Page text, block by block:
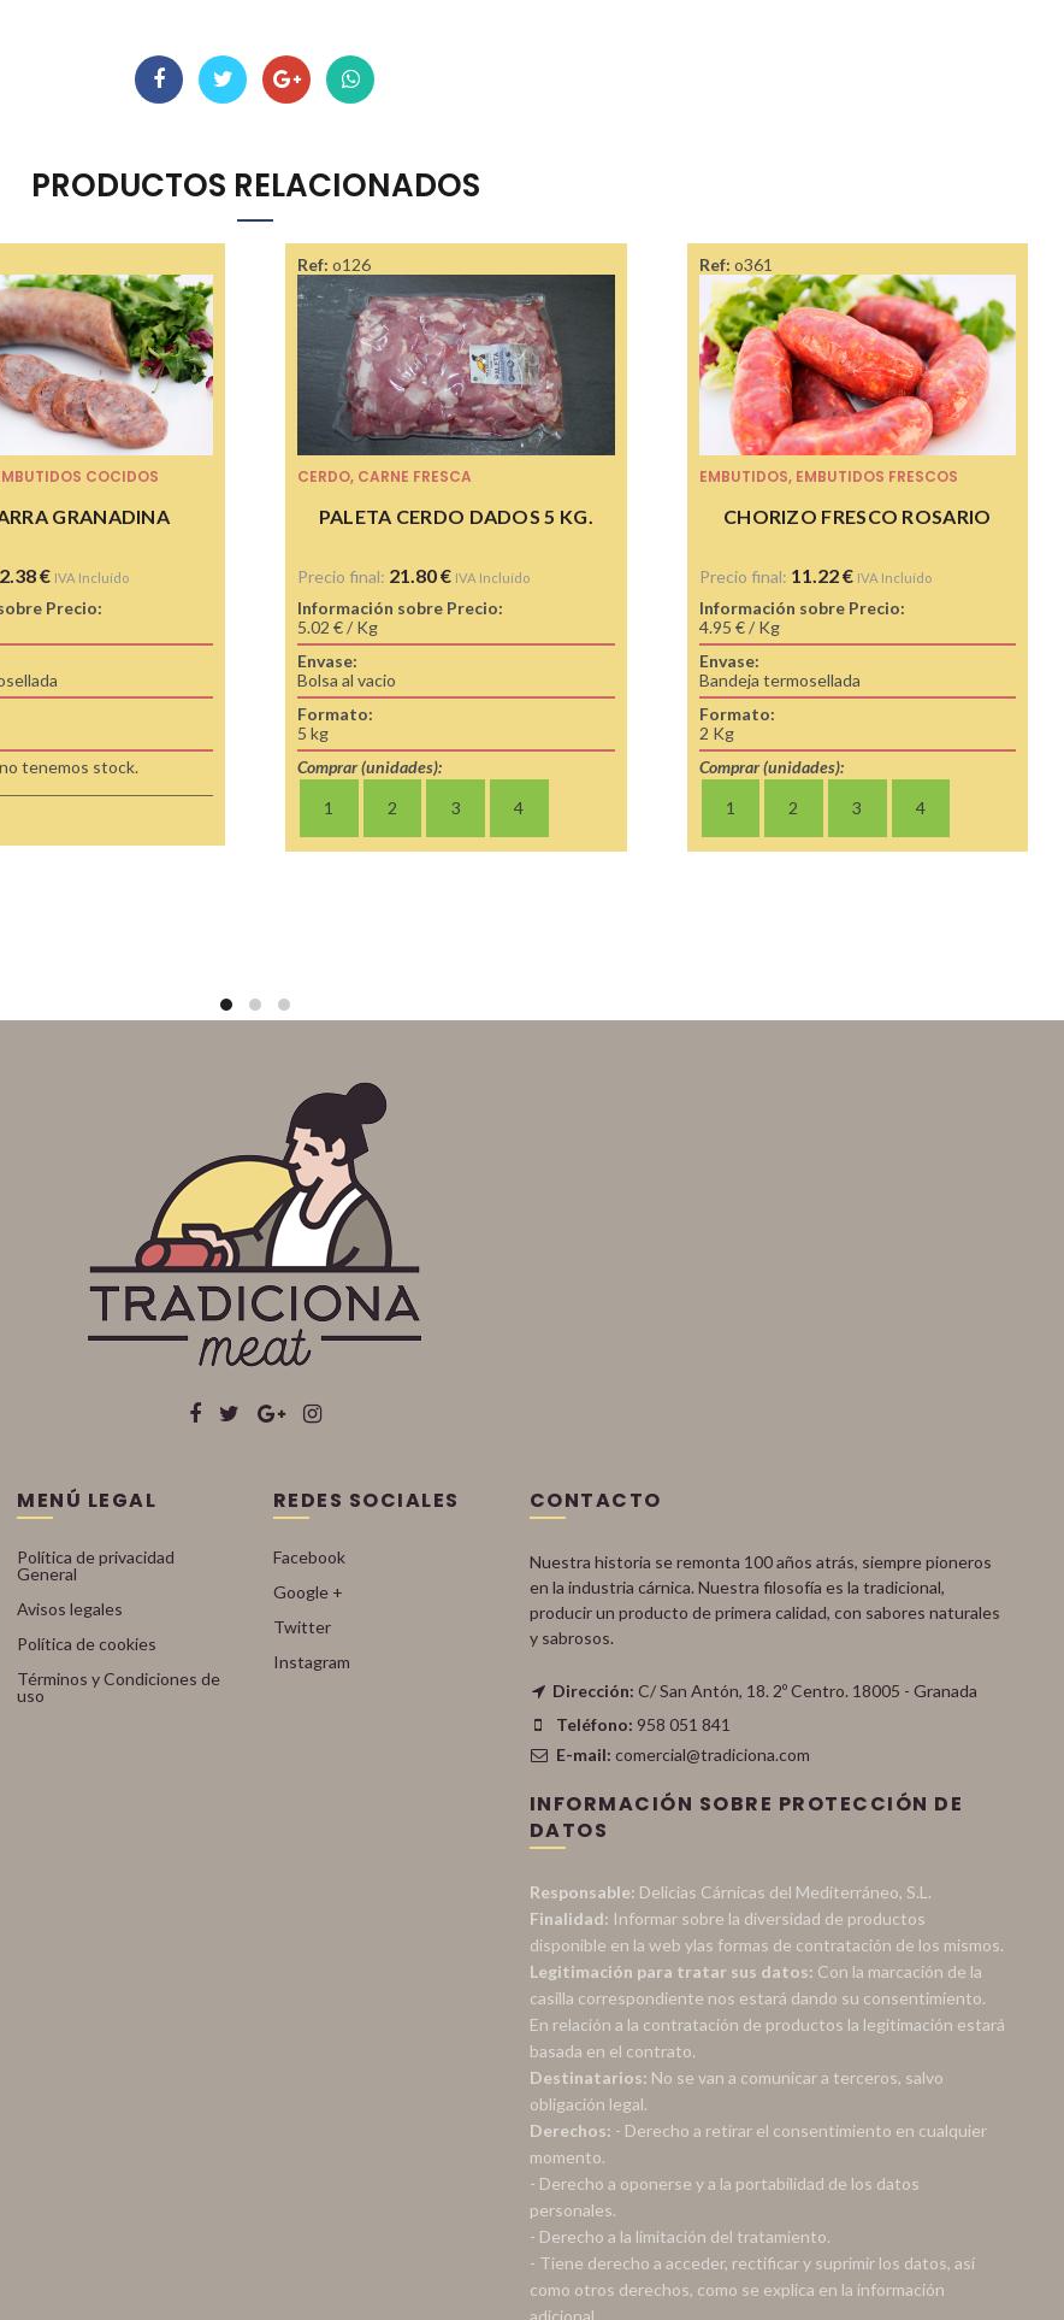
PRODUCTOS RELACIONADOS
COCIDOS
GRANADINA
€ IVA Incluído
Precio:
tenemos stock.
Ref: o126
CERDO, CARNE FRESCA
PALETA CERDO DADOS 5 KG.
Precio final: 21.80€ IVA Incluído
Información sobre Precio:
5.02 € / Kg
Envase:
Bolsa al vacio
Formato:
5 kg
Comprar (unidades):
1
2 3 4
Ref: o361
EMBUTIDOS, EMBUTIDOS FRESCOS
CHORIZO FRESCO ROSARIO
Precio final: 11.22€ IVA Incluído
Información sobre Precio:
4.95 € / Kg
Envase:
Bandeja termosellada
Formato:
2 Kg
Comprar (unidades):
1
2 3 4
MENÚ LEGAL
Política de privacidad
General
Avisos legales
Política de cookies
Términos y Condiciones de
uso
REDES SOCIALES
Facebook
Google +
Twitter
Instagram
CONTACTO
Nuestra historia se remonta 100 años atrás, siempre pioneros
en la industria cárnica. Nuestra filosofía es la tradicional,
producir un producto de primera calidad, con sabores naturales
y sabrosos.
Dirección: C/ San Antón, 18. 2º Centro. 18005 - Granada
Teléfono: 958 051 841
E-mail: comercial@tradiciona.com
INFORMACIÓN SOBRE PROTECCIÓN DE
DATOS
Responsable: Delicias Cárnicas del Mediterráneo, S.L.
Finalidad: Informar sobre la diversidad de productos
disponible en la web ylas formas de contratación de los mismos.
Legitimación para tratar sus datos: Con la marcación de la
casilla correspondiente nos estará dando su consentimiento.
En relación a la contratación de productos la legitimación estará
basada en el contrato.
Destinatarios: No se van a comunicar a terceros, salvo
obligación legal.
Derechos: - Derecho a retirar el consentimiento en cualquier
momento.
- Derecho a oponerse y a la portabilidad de los datos
personales.
- Derecho a la limitación del tratamiento.
- Tiene derecho a acceder, rectificar y suprimir los datos, así
como otros derechos, como se explica en la información